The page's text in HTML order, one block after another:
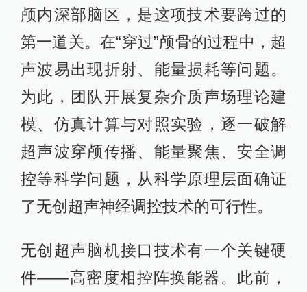
颅内深部脑区，是这项技术要跨过的
第一道关。在“穿过”颅骨的过程中，超
声波易出现折射、能量损耗等问题。
为此，团队开展复杂介质声场理论建
模、仿真计算与对照实验，逐一破解
超声波穿颅传播、能量聚焦、安全调
控等科学问题，从科学原理层面确证
了无创超声神经调控技术的可行性。
无创超声脑机接口技术有一个关键硬
件——高密度相控阵换能器。此前，